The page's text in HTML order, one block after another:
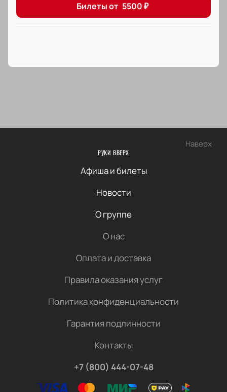
Билеты от 5500₽
Наверх
РУКИ ВВЕРХ
Афиша и билеты
Новости
О группе
О нас
Оплата и доставка
Правила оказания услуг
Политика конфиденциальности
Гарантия подлинности
Контакты
+7 (800) 444-07-48